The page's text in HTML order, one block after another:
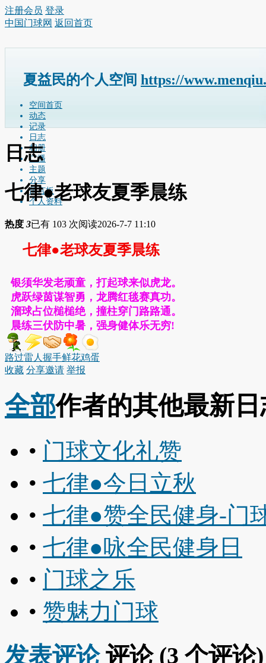
注册会员 登录
中国门球网 返回首页
夏益民的个人空间 https://
空间首页
动态
记录
日志
相册
广播
主题
分享
留言板
个人资料
日志
七律●老球友夏季晨练
热度 3已有 103 次阅读2026-7-7 11:10
七律●老球友夏季晨练
银须华发老顽童，打起球来似虎龙。
虎跃绿茵谋智勇，龙腾红毯赛真功。
溜球占位槌槌绝，撞柱穿门路路通。
晨练三伏防中暑，强身健体乐无穷!
路过雷人 握手鲜花鸡蛋
收藏 分享邀请 举报
全部作者的其他最新日
• 门球文化礼赞
• 七律●今日立秋
• 七律●赞全民健身-门
• 七律●咏全民健身日
• 门球之乐
• 赞魅力门球
发表评论评论 (3 个评论)